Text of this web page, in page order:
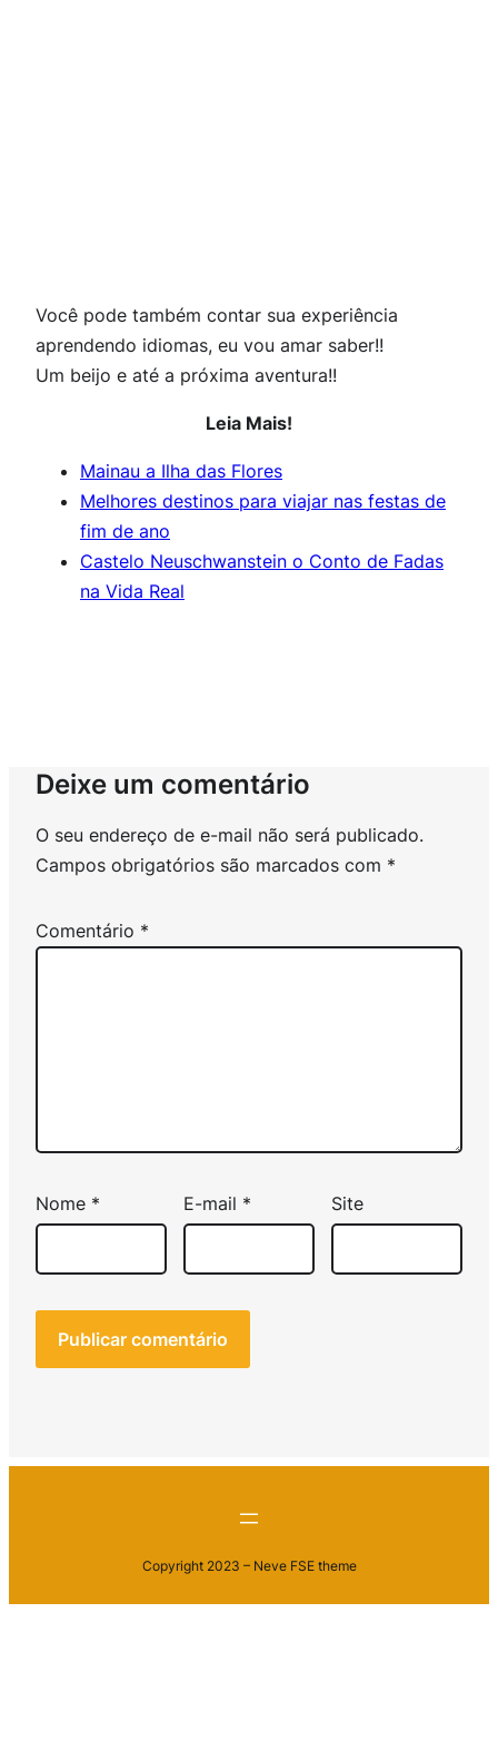
Você pode também contar sua experiência
aprendendo idiomas, eu vou amar saber!!
Um beijo e até a próxima aventura!!
Leia Mais!
Mainau a Ilha das Flores
Melhores destinos para viajar nas festas de
fim de ano
Castelo Neuschwanstein o Conto de Fadas
na Vida Real
Deixe um comentário
O seu endereço de e-mail não será publicado.
Campos obrigatórios são marcados com *
Comentário *
Nome * E-mail * Site
Copyright 2023 – Neve FSE theme